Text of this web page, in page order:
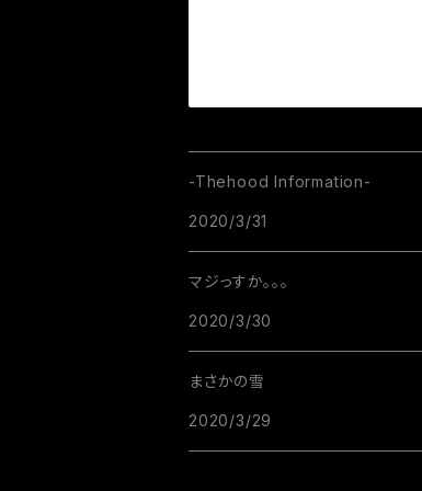
-Thehood Information-
2020/3/31
マジっすか。。。
2020/3/30
まさかの雪
2020/3/29